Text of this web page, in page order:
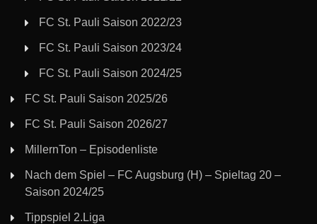
FC St. Pauli Saison 2022/23
FC St. Pauli Saison 2023/24
FC St. Pauli Saison 2024/25
FC St. Pauli Saison 2025/26
FC St. Pauli Saison 2026/27
MillernTon – Episodenliste
Nach dem Spiel – FC Augsburg (H) – Spieltag 20 –
Saison 2024/25
Tippspiel 2.Liga